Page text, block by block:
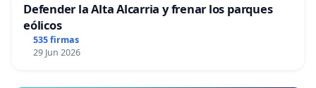
Defender la Alta Alcarria y frenar los parques
eólicos
535 firmas
29 Jun 2026